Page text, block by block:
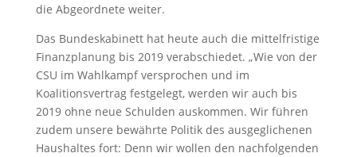
die Abgeordnete weiter.
Das Bundeskabinett hat heute auch die mittelfristige
Finanzplanung bis 2019 verabschiedet. „Wie von der
CSU im Wahlkampf versprochen und im
Koalitionsvertrag festgelegt, werden wir auch bis
2019 ohne neue Schulden auskommen. Wir führen
zudem unsere bewährte Politik des ausgeglichenen
Haushaltes fort: Denn wir wollen den nachfolgenden